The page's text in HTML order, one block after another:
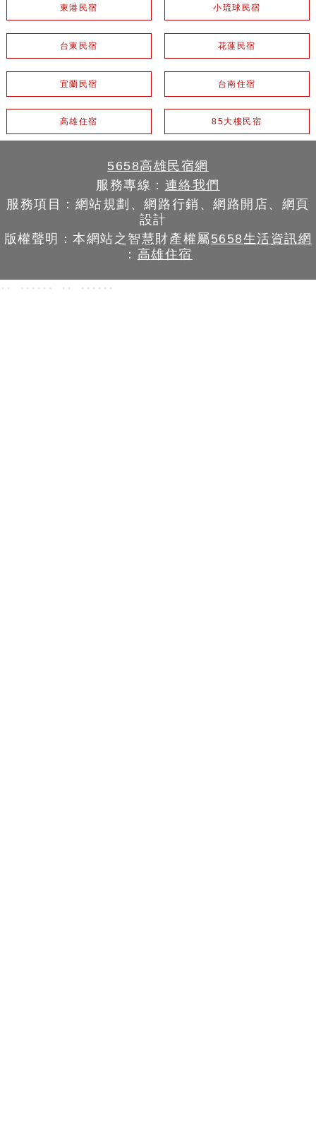
東港民宿 小琉球民宿
台東民宿 花蓮民宿
宜蘭民宿 台南住宿
高雄住宿 85大樓民宿
5658高雄民宿網
服務專線： 連絡我們
服務項目：網站規劃、網路行銷、網路開店、網頁
設計
版權聲明：本網站之智慧財產權屬5658生活資訊網
： 高雄住宿